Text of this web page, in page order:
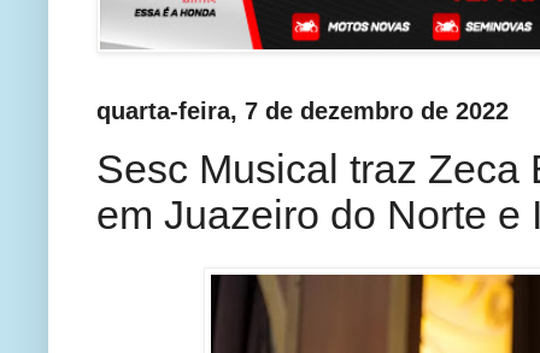
quarta-feira, 7 de dezembro de 2022
Sesc Musical traz Zeca
em Juazeiro do Norte e